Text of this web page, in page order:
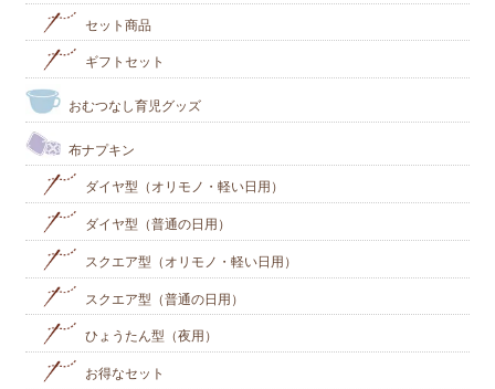
セット商品
ギフトセット
おむつなし育児グッズ
布ナプキン
ダイヤ型（オリモノ・軽い日用）
ダイヤ型（普通の日用）
スクエア型（オリモノ・軽い日用）
スクエア型（普通の日用）
ひょうたん型（夜用）
お得なセット